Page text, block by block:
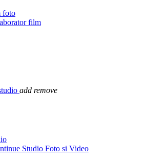
foto
film
add remove
Studio Foto si Video